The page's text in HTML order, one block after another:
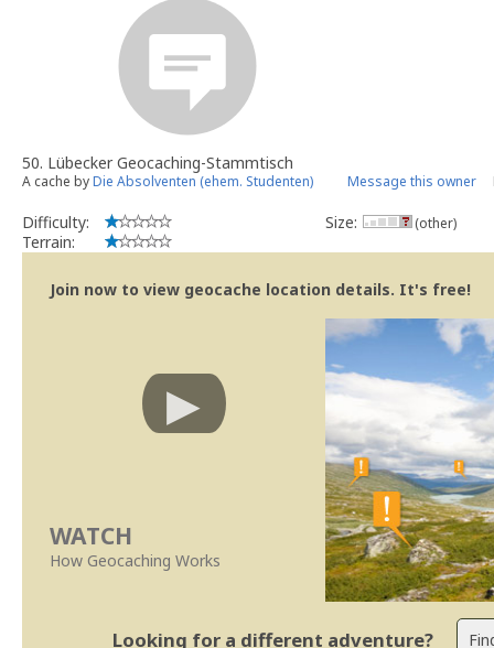
50. Lübecker Geocaching-Stammtisch
A cache byDie Absolventen (ehem. Studenten) Message this owner
Difficulty:
Terrain:
Size: (other)
Join now to view geocache location details. It's free!
WATCH
How Geocaching Works
Looking for a different adventure?